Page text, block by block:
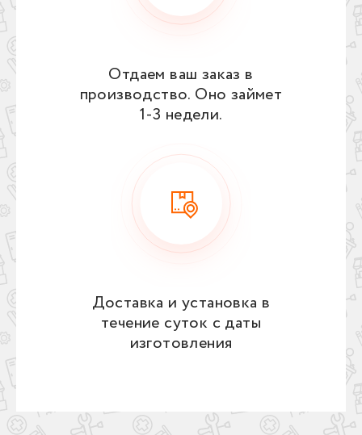
Отдаем ваш заказ в
производство. Оно займет
1‑3 недели.
Доставка и установка в
течение суток с даты
изготовления